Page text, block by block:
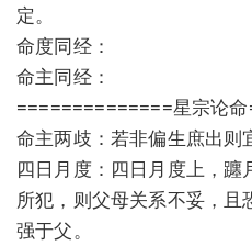
定。
命度同经：
命主同经：
==============星宗论
命主两歧：若非偏生庶出则
四日月度：四日月度上，
所犯，则父母关系不妥，
强于父。